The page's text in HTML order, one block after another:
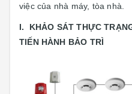
việc của nhà máy, tòa nhà.
I. KHẢO SÁT THỰC
TIẾN HÀNH BẢO TRÌ